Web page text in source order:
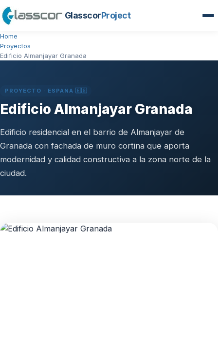
GlasscorProject
Home
Proyectos
Edificio Almanjayar Granada
PROYECTO · ESPAÑA 🇪🇸
Edificio Almanjayar Granada
Edificio residencial en el barrio de Almanjayar de
Granada con fachada de muro cortina que aporta
modernidad y calidad constructiva a la zona norte de la
ciudad.